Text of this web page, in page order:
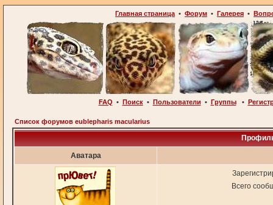
Главная страница • Форум • Галерея •
FAQ • Поиск• Пользователи • Группы•
Список форумов eublepharis macularius
Аватара
Всего